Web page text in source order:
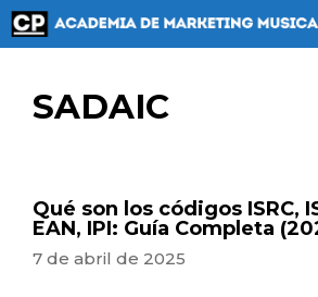
Saltar
al
contenido
SADAIC
Qué son los códigos ISRC,
EAN, IPI: Guía Completa
7 de abril de 2025